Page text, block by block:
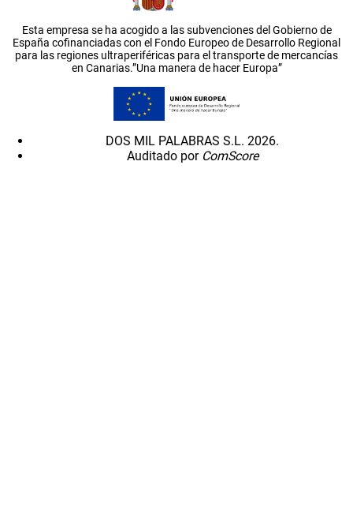
Esta empresa se ha acogido a las subvenciones del Gobierno de
España cofinanciadas con el Fondo Europeo de Desarrollo Regional
para las regiones ultraperiféricas para el transporte de mercancías
en Canarias.”Una manera de hacer Europa”
DOS MIL PALABRAS S.L. 2026.
Auditado por ComScore